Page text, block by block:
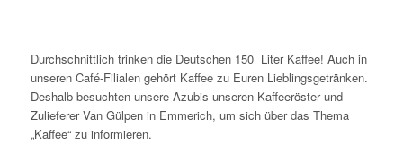
Durchschnittlich trinken die Deutschen 150 Liter Kaffee! Auch in
unseren Café-Filialen gehört Kaffee zu Euren Lieblingsgetränken.
Deshalb besuchten unsere Azubis unseren Kaffeeröster und
Zulieferer Van Gülpen in Emmerich, um sich über das Thema
„Kaffee“ zu informieren.